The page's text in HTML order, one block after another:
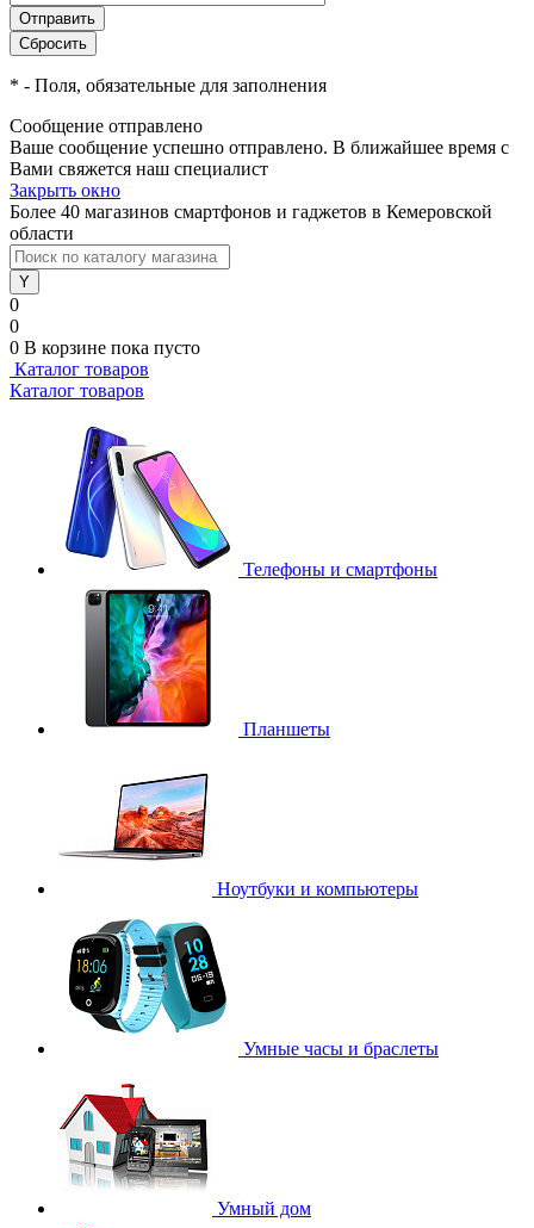
* - Поля, обязательные для заполнения
Сообщение отправлено
Ваше сообщение успешно отправлено. В ближайшее время с
Вами свяжется наш специалист
Закрыть окно
Более 40 магазинов смартфонов и гаджетов в Кемеровской
области
0
0
0 В корзине пока пусто
Каталог товаров
Каталог товаров
Телефоны и смартфоны
Планшеты
Ноутбуки и компьютеры
Умные часы и браслеты
Умный дом